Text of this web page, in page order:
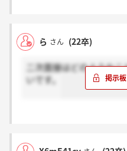
説明会のメモが見当た
ら さん (22卒)
二次面接はどのような
いです。